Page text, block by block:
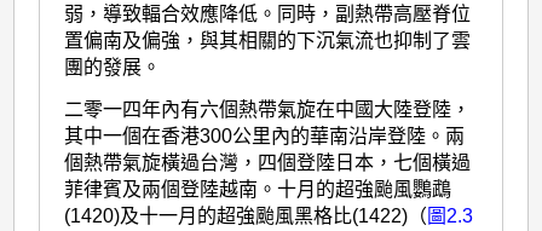
弱，導致輻合效應降低。同時，副熱帶高壓脊位
置偏南及偏強，與其相關的下沉氣流也抑制了雲
團的發展。
二零一四年內有六個熱帶氣旋在中國大陸登陸，
其中一個在香港300公里內的華南沿岸登陸。兩
個熱帶氣旋橫過台灣，四個登陸日本，七個橫過
菲律賓及兩個登陸越南。十月的超強颱風鸚鵡
(1420)及十一月的超強颱風黑格比(1422)（ 圖2.3